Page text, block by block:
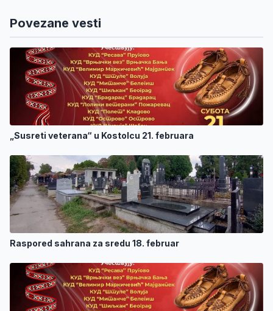
Povezane vesti
„Susreti veterana“ u Kostolcu 21. februara
Raspored sahrana za sredu 18. februar